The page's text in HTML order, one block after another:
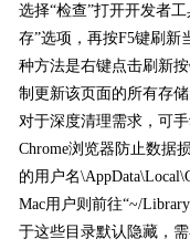
选择“检查”打开开发者
存”选项，再按F5键刷新
种方法是右键点击刷新
制更新该页面的所有存储
对于深度清理需求，可
Chrome浏览器防止数据
的用户名
Mac用户则前往“~/
于这些目录默认隐藏，